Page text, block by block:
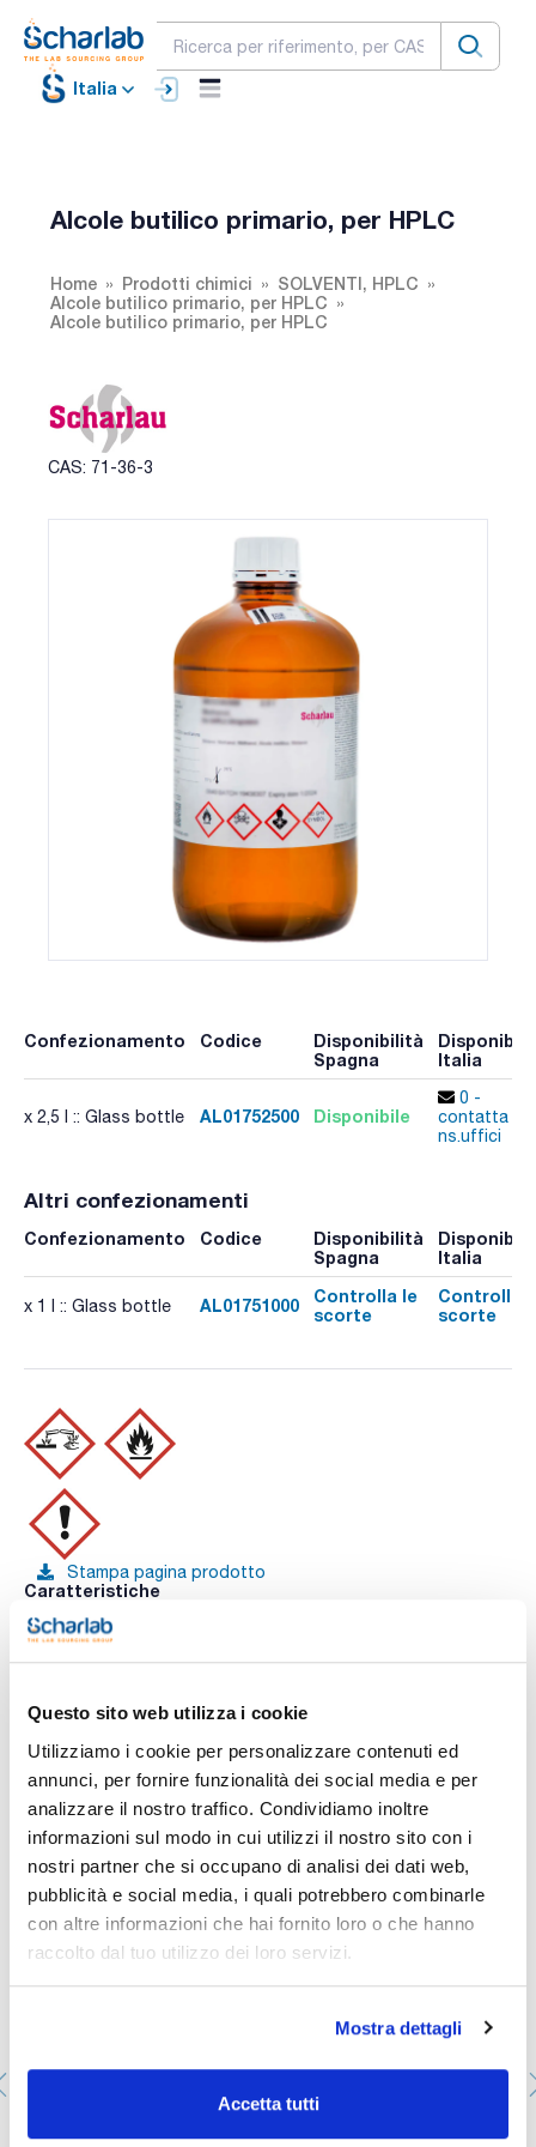
Questo sito web utilizza i cookie
Utilizziamo i cookie per personalizzare contenuti ed
annunci, per fornire funzionalità dei social media e per
analizzare il nostro traffico. Condividiamo inoltre
informazioni sul modo in cui utilizzi il nostro sito con i
nostri partner che si occupano di analisi dei dati web,
pubblicità e social media, i quali potrebbero combinarle
con altre informazioni che hai fornito loro o che hanno
raccolto dal tuo utilizzo dei loro servizi.
Mostra dettagli
Accetta tutti
Italia
Alcole butilico primario, per HPLC
Home Prodotti chimici
SOLVENTI, HPLC
Alcole butilico primario, per HPLC
Alcole butilico primario, per HPLC
CAS: 71-36-3
Confezionamento Codice
Disponibilità
Spagna
Italia
x 2,5 l :: Glass bottle AL01752500 Disponibile
0 -
contatta i
ns.uffici
Altri confezionamenti
Confezionamento Codice
Disponibilità
Spagna
Italia
x 1 l :: Glass bottle AL01751000
Controlla le
scorte
Controlla
scorte
Stampa pagina prodotto
Caratteristiche
- Synonyms: n-Butyl alcohol, Propylcarbinol
- C4H10O
- CAS [71-36-3]
- EINECS-No.: 200-751-6
- Density: 0,81 g/cm3
- Solub. in water: (20 ºC): 79 g/l
- Melting point: -89,5 ºC
- Boiling point: 118 ºC
- Flash pt. 34 ºC
- Ignition temp.: 340 ºC
- Vapour pressure: (20 ºC) 6,7 hPa
- Refraction index: (n 20 ºC/D) 1,3993
- Dielectric const.: (20 ºC) 17,8
- LD 50 (oral, rat): 790 mg/kg
- EC-Index-No.: 603-004-00-6 [1]
- ADR: 3 F1 III UN 1120
- IATA/ICAO: 3 III UN 1120
- GHS-H sentences: H318 - H226 - H302 - H335 - H336 -
- GHS-P sentences: P210 - P303+P361+P353 -
- Tariff number: 2905 13 00 00
Ti potrebbe interessare anche